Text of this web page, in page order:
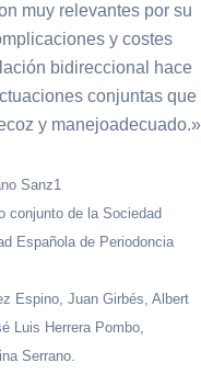
muy relevantes por su
y costes
bidireccional hace
conjuntas que
y manejoadecuado.»
Sanz1
conjunto de la Sociedad
Española de Periodoncia
Espino, Juan Girbés, Albert
Luis Herrera Pombo,
Serrano.